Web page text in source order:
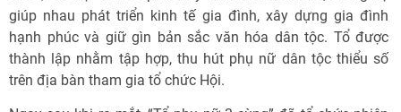
giúp nhau phát triển kinh tế gia đình, xây dựng gia đình
hạnh phúc và giữ gìn bản sắc văn hóa dân tộc. Tổ được
thành lập nhằm tập hợp, thu hút phụ nữ dân tộc thiểu số
trên địa bàn tham gia tổ chức Hội.